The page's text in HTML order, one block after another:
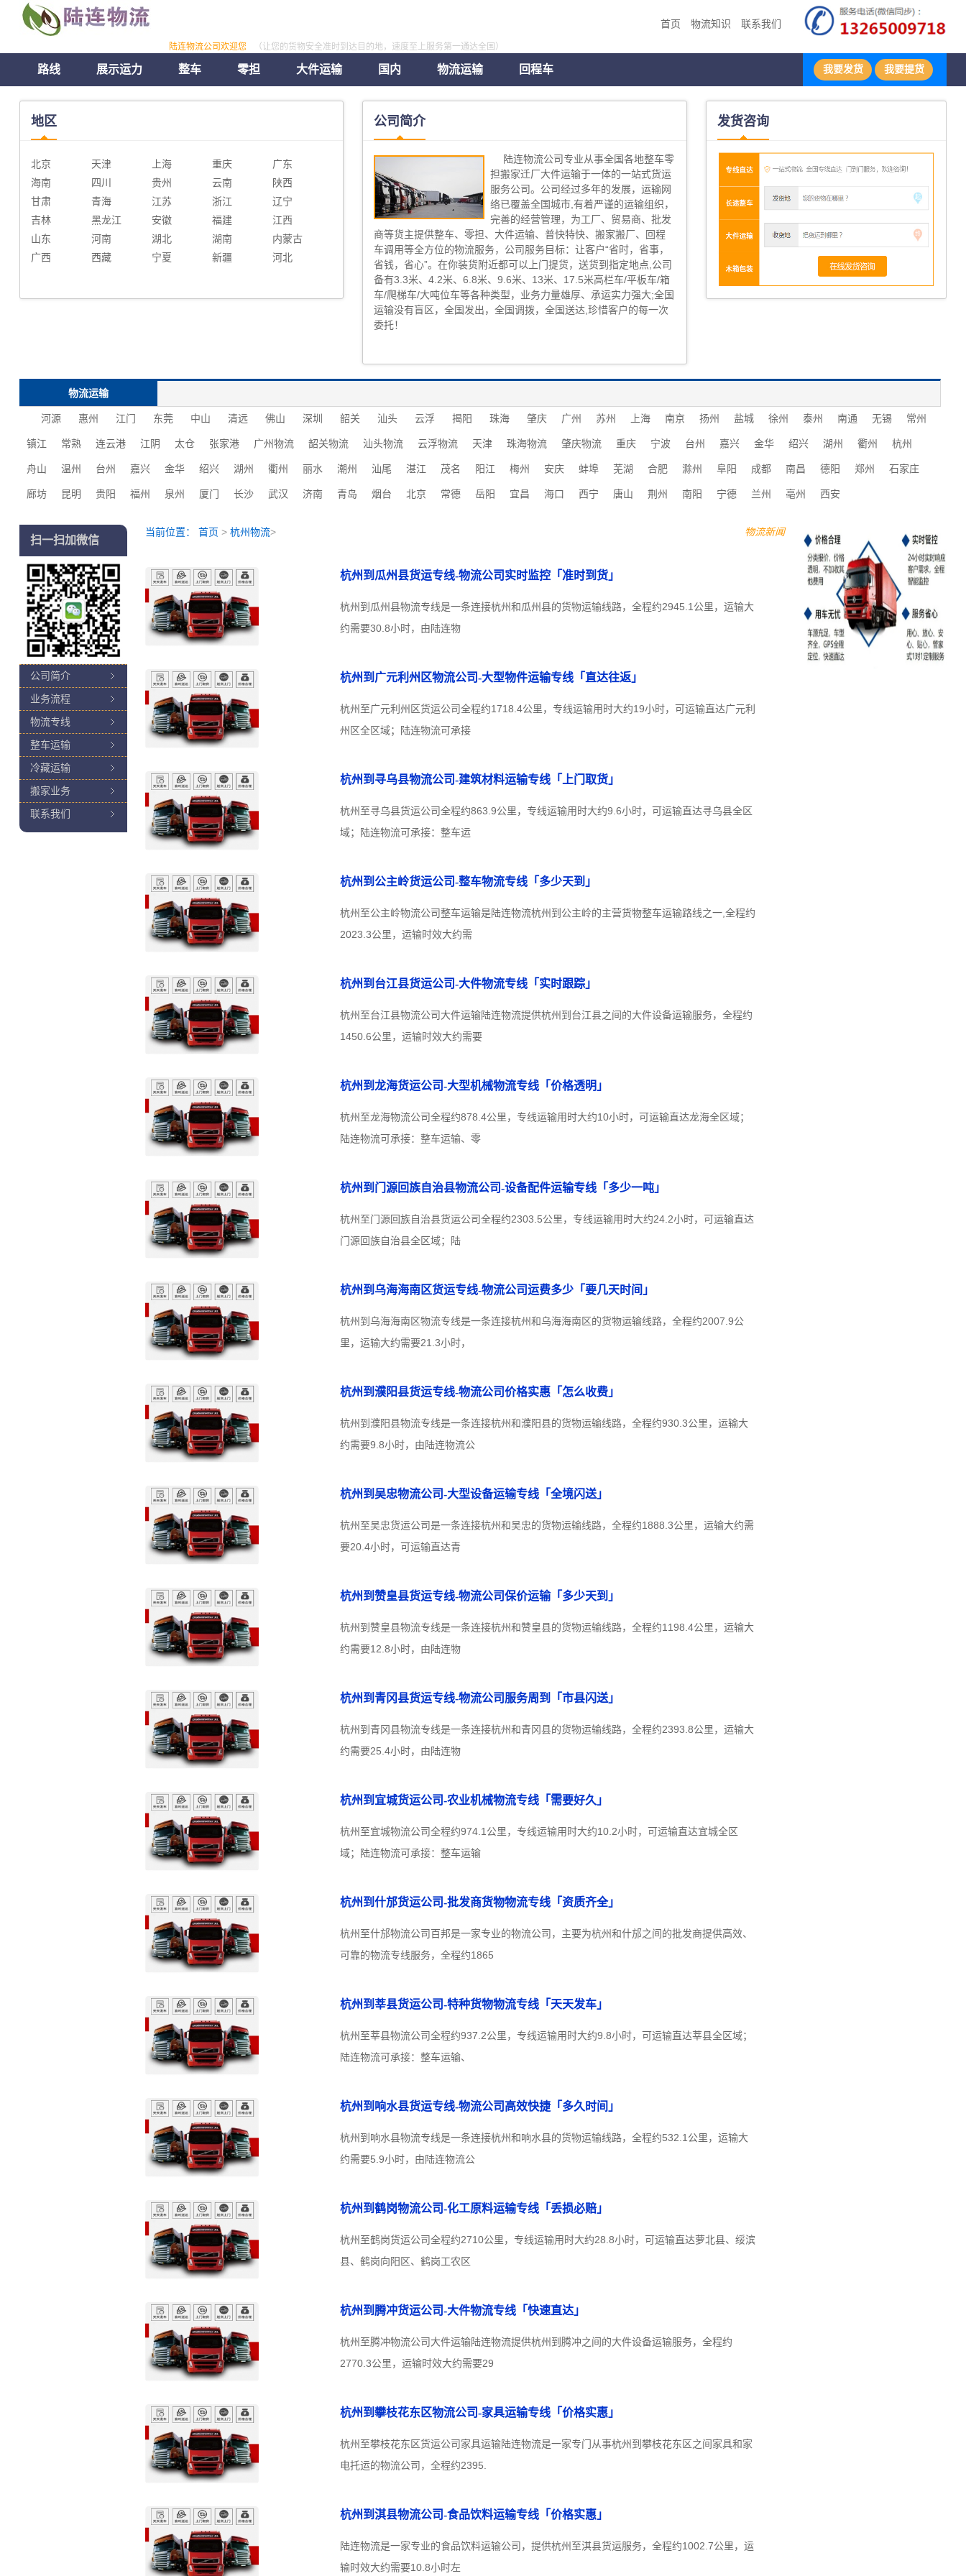
首页 物流知识 联系我们
陆连物流公司欢迎您 （让您的货物安全准时到达目的地，速度至上服务第一通达全国）
路线 展示运力 整车 零担 大件运输 国内 物流运输 回程车 我要发货 我要提货
地区
北京 天津 上海 重庆
广东
海南
四川 贵州 云南
陕西
甘肃
青海 江苏 浙江
辽宁
吉林
黑龙江 安徽 福建
江西
山东
河南 湖北 湖南
内蒙古
广西
西藏 宁夏 新疆 河北
公司简介
陆连物流公司专业从事全国各地整车零
担搬家迁厂大件运输于一体的一站式货运
服务公司。公司经过多年的发展，运输网
络已覆盖全国城市,有着严谨的运输组织，
完善的经营管理，为工厂、贸易商、批发
商等货主提供整车、零担、大件运输、普快特快、搬家搬厂、回程
车调用等全方位的物流服务，公司服务目标：让客户“省时，省事，
省钱，省心”。在你装货附近都可以上门提货，送货到指定地点,公司
备有3.3米、4.2米、6.8米、9.6米、13米、17.5米高栏车/平板车/箱
车/爬梯车/大吨位车等各种类型，业务力量雄厚、承运实力强大;全国
运输没有盲区，全国发出，全国调拨，全国送达,珍惜客户的每一次
委托！
发货咨询
物流运输
河源 惠州 江门 东莞 中山 清远 佛山 深圳 韶关 汕头 云浮 揭阳 珠海 肇庆 广州 苏州 上海 南京 扬州 盐城 徐州 泰州 南通 无锡 常州
镇江 常熟 连云港 江阴 太仓 张家港 广州物流 韶关物流 汕头物流 云浮物流 天津 珠海物流 肇庆物流 重庆 宁波 台州 嘉兴 金华 绍兴 湖州 衢州 杭州
舟山 温州 台州 嘉兴 金华 绍兴 湖州 衢州 丽水 潮州 汕尾 湛江 茂名 阳江 梅州 安庆 蚌埠 芜湖 合肥 滁州 阜阳 成都 南昌 德阳 郑州 石家庄
廊坊 昆明 贵阳 福州 泉州 厦门 长沙 ‌‌武汉 济南 青岛 烟台 北京 常德 岳阳 宜昌 海口 西宁 唐山 荆州 南阳 宁德 兰州 亳州 西安
当前位置： 首页 > 杭州物流> 物流新闻
杭州到瓜州县货运专线-物流公司实时监控「准时到货」
杭州到瓜州县物流专线是一条连接杭州和瓜州县的货物运输线路，全程约2945.1公里，运输大
约需要30.8小时，由陆连物
杭州到广元利州区物流公司-大型物件运输专线「直达往返」
杭州至广元利州区货运公司全程约1718.4公里，专线运输用时大约19小时，可运输直达广元利
州区全区域；陆连物流可承接
杭州到寻乌县物流公司-建筑材料运输专线「上门取货」
杭州至寻乌县货运公司全程约863.9公里，专线运输用时大约9.6小时，可运输直达寻乌县全区
域；陆连物流可承接：整车运
杭州到公主岭货运公司-整车物流专线「多少天到」
杭州至公主岭物流公司整车运输是陆连物流杭州到公主岭的主营货物整车运输路线之一,全程约
2023.3公里，运输时效大约需
杭州到台江县货运公司-大件物流专线「实时跟踪」
杭州至台江县物流公司大件运输陆连物流提供杭州到台江县之间的大件设备运输服务，全程约
1450.6公里，运输时效大约需要
杭州到龙海货运公司-大型机械物流专线「价格透明」
杭州至龙海物流公司全程约878.4公里，专线运输用时大约10小时，可运输直达龙海全区域；
陆连物流可承接：整车运输、零
杭州到门源回族自治县物流公司-设备配件运输专线「多少一吨」
杭州至门源回族自治县货运公司全程约2303.5公里，专线运输用时大约24.2小时，可运输直达
门源回族自治县全区域；陆
杭州到乌海海南区货运专线-物流公司运费多少「要几天时间」
杭州到乌海海南区物流专线是一条连接杭州和乌海海南区的货物运输线路，全程约2007.9公
里，运输大约需要21.3小时，
杭州到濮阳县货运专线-物流公司价格实惠「怎么收费」
杭州到濮阳县物流专线是一条连接杭州和濮阳县的货物运输线路，全程约930.3公里，运输大
约需要9.8小时，由陆连物流公
杭州到吴忠物流公司-大型设备运输专线「全境闪送」
杭州至吴忠货运公司是一条连接杭州和吴忠的货物运输线路，全程约1888.3公里，运输大约需
要20.4小时，可运输直达青
杭州到赞皇县货运专线-物流公司保价运输「多少天到」
杭州到赞皇县物流专线是一条连接杭州和赞皇县的货物运输线路，全程约1198.4公里，运输大
约需要12.8小时，由陆连物
杭州到青冈县货运专线-物流公司服务周到「市县闪送」
杭州到青冈县物流专线是一条连接杭州和青冈县的货物运输线路，全程约2393.8公里，运输大
约需要25.4小时，由陆连物
杭州到宜城货运公司-农业机械物流专线「需要好久」
杭州至宜城物流公司全程约974.1公里，专线运输用时大约10.2小时，可运输直达宜城全区
域；陆连物流可承接：整车运输
杭州到什邡货运公司-批发商货物物流专线「资质齐全」
杭州至什邡物流公司百邦是一家专业的物流公司，主要为杭州和什邡之间的批发商提供高效、
可靠的物流专线服务，全程约1865
杭州到莘县货运公司-特种货物物流专线「天天发车」
杭州至莘县物流公司全程约937.2公里，专线运输用时大约9.8小时，可运输直达莘县全区域；
陆连物流可承接：整车运输、
杭州到响水县货运专线-物流公司高效快捷「多久时间」
杭州到响水县物流专线是一条连接杭州和响水县的货物运输线路，全程约532.1公里，运输大
约需要5.9小时，由陆连物流公
杭州到鹤岗物流公司-化工原料运输专线「丢损必赔」
杭州至鹤岗货运公司全程约2710公里，专线运输用时大约28.8小时，可运输直达萝北县、绥滨
县、鹤岗向阳区、鹤岗工农区
杭州到腾冲货运公司-大件物流专线「快速直达」
杭州至腾冲物流公司大件运输陆连物流提供杭州到腾冲之间的大件设备运输服务，全程约
2770.3公里，运输时效大约需要29
杭州到攀枝花东区物流公司-家具运输专线「价格实惠」
杭州至攀枝花东区货运公司家具运输陆连物流是一家专门从事杭州到攀枝花东区之间家具和家
电托运的物流公司，全程约2395.
杭州到淇县物流公司-食品饮料运输专线「价格实惠」
陆连物流是一家专业的食品饮料运输公司，提供杭州至淇县货运服务，全程约1002.7公里，运
输时效大约需要10.8小时左
扫一扫加微信
公司简介
业务流程
物流专线
整车运输
冷藏运输
搬家业务
联系我们